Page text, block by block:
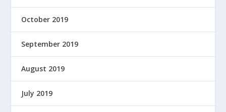
October 2019
September 2019
August 2019
July 2019